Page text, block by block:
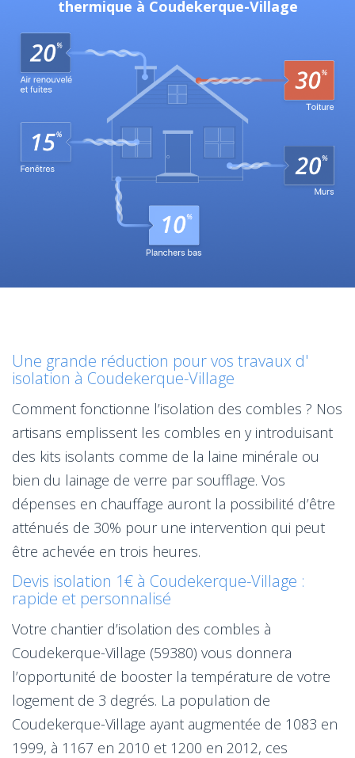
thermique à Coudekerque-Village
Une grande réduction pour vos travaux d'
isolation à Coudekerque-Village
Comment fonctionne l’isolation des combles ? Nos
artisans emplissent les combles en y introduisant
des kits isolants comme de la laine minérale ou
bien du lainage de verre par soufflage. Vos
dépenses en chauffage auront la possibilité d’être
atténués de 30% pour une intervention qui peut
être achevée en trois heures.
Devis isolation 1€ à Coudekerque-Village :
rapide et personnalisé
Votre chantier d’isolation des combles à
Coudekerque-Village (59380) vous donnera
l’opportunité de booster la température de votre
logement de 3 degrés. La population de
Coudekerque-Village ayant augmentée de 1083 en
1999, à 1167 en 2010 et 1200 en 2012, ces